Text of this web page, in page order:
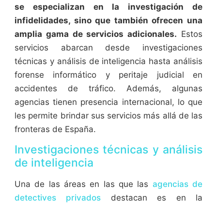
se especializan en la investigación de
infidelidades, sino que también ofrecen una
amplia gama de servicios adicionales. Estos
servicios abarcan desde investigaciones
técnicas y análisis de inteligencia hasta análisis
forense informático y peritaje judicial en
accidentes de tráfico. Además, algunas
agencias tienen presencia internacional, lo que
les permite brindar sus servicios más allá de las
fronteras de España.
Investigaciones técnicas y análisis
de inteligencia
Una de las áreas en las que las agencias de
detectives privados destacan es en la